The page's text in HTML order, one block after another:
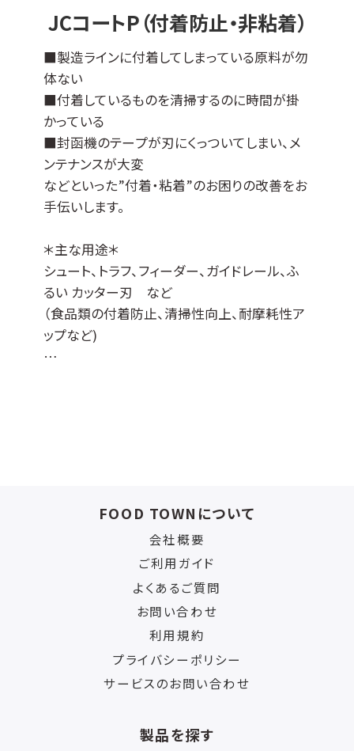
も可能です。
その他の母材につきましては、ご相談ください
ませ。
JCコートP（付着防止・非粘着）
■製造ラインに付着してしまっている原料が勿
体ない
■付着しているものを清掃するのに時間が掛
かっている
■封函機のテープが刃にくっついてしまい、メ
ンテナンスが大変
などといった”付着・粘着”のお困りの改善をお
手伝いします。
＊主な用途＊
シュート、トラフ、フィーダー、ガイドレール、ふ
るい カッター刃 など
（食品類の付着防止、清掃性向上、耐摩耗性ア
ップなど)
ステンレスなどの導電性基材全般に対応可能
ですが、不向きなものもございます（亜鉛、銅な
エンボス加工品やパンチング板などへの成膜
その他の母材につきましては、ご相談ください
FOOD TOWNについて
会社概要
ご利用ガイド
よくあるご質問
お問い合わせ
利用規約
プライバシーポリシー
サービスのお問い合わせ
製品を探す